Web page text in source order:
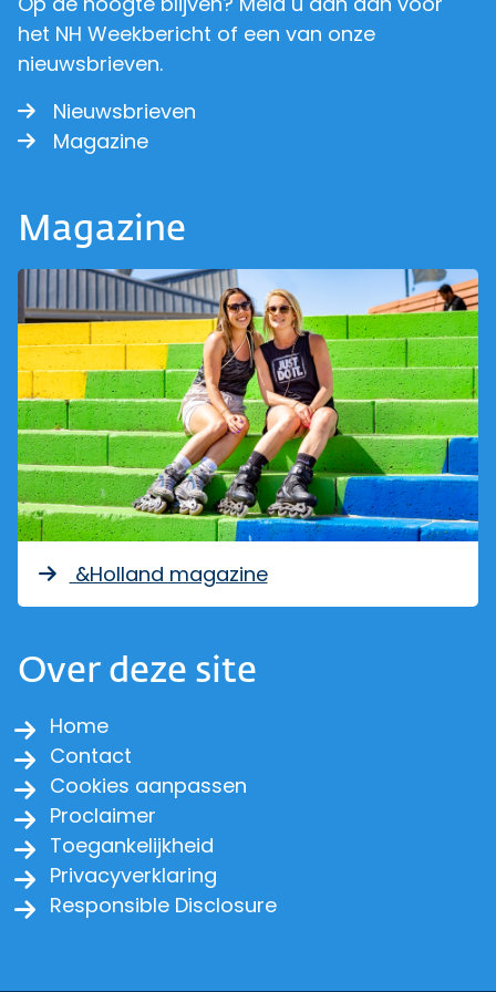
het NH Weekbericht of een van onze
nieuwsbrieven.
Nieuwsbrieven
Magazine
Magazine
&Holland magazine
Over deze site
Home
Contact
Cookies aanpassen
Proclaimer
Toegankelijkheid
Privacyverklaring
Responsible Disclosure